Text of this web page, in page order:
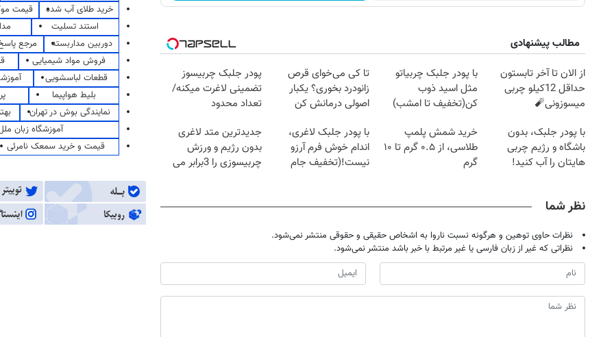
مطالب پیشنهادی
از الان تا آخر تابستون
حداقل 12کیلو چربی
میسوزونی🧨
با پودر جلبک چربیاتو
مثل اسید ذوب
کن(تخفیف تا امشب)
تا کی می‌خوای قرص
زانودرد بخوری؟ یکبار
اصولی درمانش کن
پودر جلبک چربیسوز
تضمینی لاغرت میکنه/
تعداد محدود
با پودر جلبک، بدون
باشگاه و رژیم چربی
هایتان را آب کنید!
خرید شمش پلمپ
طلاسی، از ۰.۵ گرم تا ۱۰
گرم
با پودر جلبک لاغری،
اندام خوش فرم آرزو
نیست!(تخفیف جام
جدیدترین متد لاغری
بدون رژیم و ورزش
چربیسوزی را 3برابر می
نظر شما
نظرات حاوی توهین و هرگونه نسبت ناروا به اشخاص حقیقی و حقوقی منتشر نمی‌شود.
نظراتی که غیر از زبان فارسی یا غیر مرتبط با خبر باشد منتشر نمی‌شود.
خرید طلای آب شده
قیمت
استند تسلیت
دوربین مداربسته
مرجع
فروش مواد شیمیایی
قطعات لباسشویی
بلیط هواپیما
نمایندگی بوش در تهران
آموزشگاه زبان
قیمت و خرید سمعک نامرئی